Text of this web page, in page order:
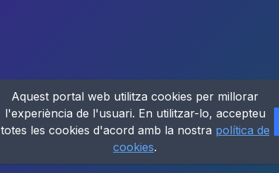
Aquest portal web utilitza cookies per millorar
l'experiència de l'usuari. En utilitzar-lo, accepteu
totes les cookies d'acord amb la nostra política de
cookies.